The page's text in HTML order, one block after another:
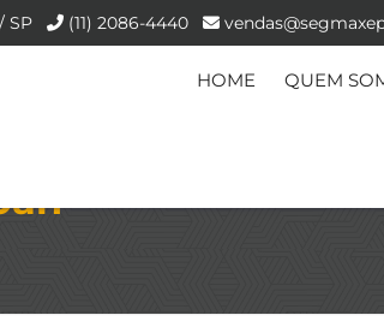
SP (11) 2086-4440
HOME QUEM
-